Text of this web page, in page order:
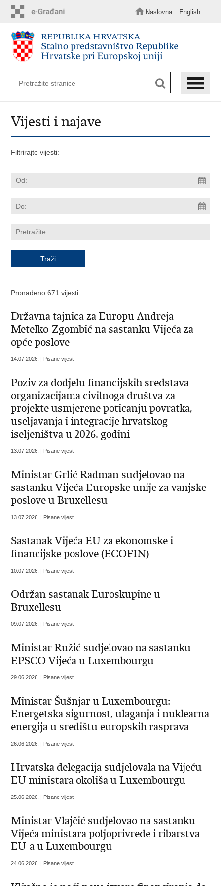
sadržaj
Naslovna English
Vijesti i najave
Filtrirajte vijesti:
Pronađeno 671 vijesti.
Državna tajnica za Europu Andreja
Metelko-Zgombić na sastanku Vijeća za
opće poslove
14.07.2026. | Pisane vijesti
Poziv za dodjelu financijskih sredstava
organizacijama civilnoga društva za
projekte usmjerene poticanju povratka,
useljavanja i integracije hrvatskog
iseljeništva u 2026. godini
13.07.2026. | Pisane vijesti
Ministar Grlić Radman sudjelovao na
sastanku Vijeća Europske unije za vanjske
poslove u Bruxellesu
13.07.2026. | Pisane vijesti
Sastanak Vijeća EU za ekonomske i
financijske poslove (ECOFIN)
10.07.2026. | Pisane vijesti
Održan sastanak Euroskupine u
Bruxellesu
09.07.2026. | Pisane vijesti
Ministar Ružić sudjelovao na sastanku
EPSCO Vijeća u Luxembourgu
29.06.2026. | Pisane vijesti
Ministar Šušnjar u Luxembourgu:
Energetska sigurnost, ulaganja i nuklearna
energija u središtu europskih rasprava
26.06.2026. | Pisane vijesti
Hrvatska delegacija sudjelovala na Vijeću
EU ministara okoliša u Luxembourgu
25.06.2026. | Pisane vijesti
Ministar Vlajčić sudjelovao na sastanku
Vijeća ministara poljoprivrede i ribarstva
EU-a u Luxembourgu
24.06.2026. | Pisane vijesti